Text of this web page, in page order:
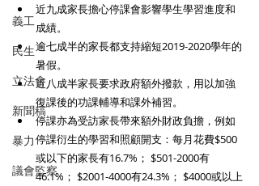
義工
民生
立法會
新聞稿
暴力
議會監察
近九成家長擔心停課會影響學生學習進度和
成績。
逾七成半的家長都支持縮短2019-2020學年的
暑假。
近八成半家長要求政府額外撥款，用以加強
復課後的功課輔導和課外補習。
停課亦為受訪家長帶來額外財政負擔，例如
停課衍生的學習和照顧開支：每月花費$500
或以下的家長有16.7%； $501-2000有
46.1%； $2001-4000有24.3%； $4000或以上